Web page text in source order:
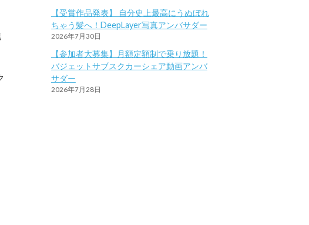
【受賞作品発表】 自分史上最高にうぬぼれ
ちゃう髪へ！DeepLayer写真アンバサダー
2026年7月30日
【参加者大募集】月額定額制で乗り放題！
バジェットサブスクカーシェア動画アンバ
サダー
2026年7月28日